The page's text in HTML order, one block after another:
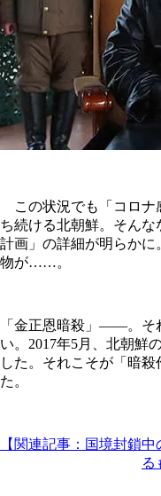
この状況でも「コロナ
ち続ける北朝鮮。そん
計画」の詳細が明らかに
物が……。
「金正恩暗殺」――。そ
い。2017年5月、北朝鮮
した。それこそが「暗
た。
【関連記事：国境封鎖
る